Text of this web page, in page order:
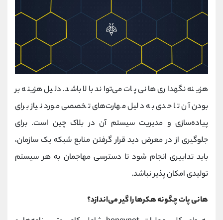
هزینه نگهداری هانی پات می‌تواند بالا باشد. دلیل هزینه‌ بر
بودن آن تا حدی به دلیل مهارت‌های تخصصی مورد نیاز برای
پیاده‌سازی و مدیریت سیستم آن در بلاک چین است. برای
جلوگیری از در معرض دید قرار گرفتن منابع شبکه یک سازمان،
باید تدابیری انجام شود تا دسترسی مهاجمان به هر سیستم
تولیدی امکان پذیر نباشد.
هانی پات چگونه هکرها را گیر می‌اندازد؟